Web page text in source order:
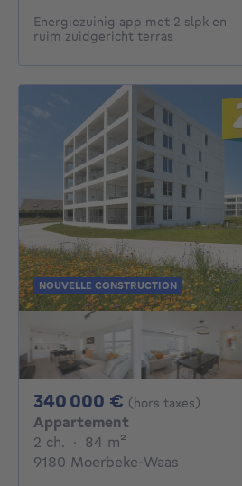
Energiezuinig app met 2 slpk en
ruim zuidgericht terras
NOUVELLE CONSTRUCTION
340 000 € 340000€
(hors taxes)
Appartement
2 ch. 2 chambres
· 84 m²
9180 Moerbeke-Waas